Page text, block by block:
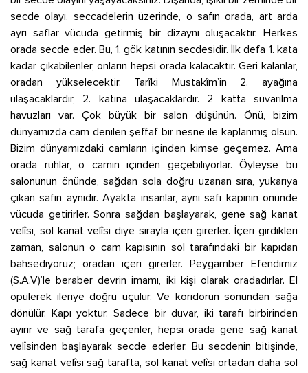
secde olayı, seccadelerin üzerinde, o safın orada, art arda
ayrı saflar vücuda getirmiş bir dizaynı oluşacaktır. Herkes
orada secde eder. Bu, 1. gök katının secdesidir. İlk defa 1. kata
kadar çıkabilenler, onların hepsi orada kalacaktır. Geri kalanlar,
oradan yükselecektir. Tarîki Mustakîm’in 2. ayağına
ulaşacaklardır, 2. katına ulaşacaklardır. 2 katta suvarılma
havuzları var. Çok büyük bir salon düşünün. Önü, bizim
dünyamızda cam denilen şeffaf bir nesne ile kaplanmış olsun.
Bizim dünyamızdaki camların içinden kimse geçemez. Ama
orada ruhlar, o camın içinden geçebiliyorlar. Öyleyse bu
salonunun önünde, sağdan sola doğru uzanan sıra, yukarıya
çıkan safın aynıdır. Ayakta insanlar, aynı safı kapının önünde
vücuda getirirler. Sonra sağdan başlayarak, gene sağ kanat
velîsi, sol kanat velîsi diye sırayla içeri girerler. İçeri girdikleri
zaman, salonun o cam kapısının sol tarafındaki bir kapıdan
bahsediyoruz; oradan içeri girerler. Peygamber Efendimiz
(S.A.V)’le beraber devrin imamı, iki kişi olarak oradadırlar. El
öpülerek ileriye doğru uçulur. Ve koridorun sonundan sağa
dönülür. Kapı yoktur. Sadece bir duvar, iki tarafı birbirinden
ayırır ve sağ tarafa geçenler, hepsi orada gene sağ kanat
velîsinden başlayarak secde ederler. Bu secdenin bitişinde,
sağ kanat velîsi sağ tarafta, sol kanat velîsi ortadan daha sol